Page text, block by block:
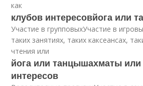
как
клубов интересовйога или
Участие в групповыхУчастие в
таких занятиях, таких каксеансах,
чтения или
йога или танцышахматы
интересов